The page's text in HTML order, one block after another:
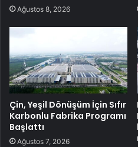
Ağustos 8, 2026
Çin, Yeşil Dönüşüm İçin Sıfır
Karbonlu Fabrika Programı
Başlattı
Ağustos 7, 2026